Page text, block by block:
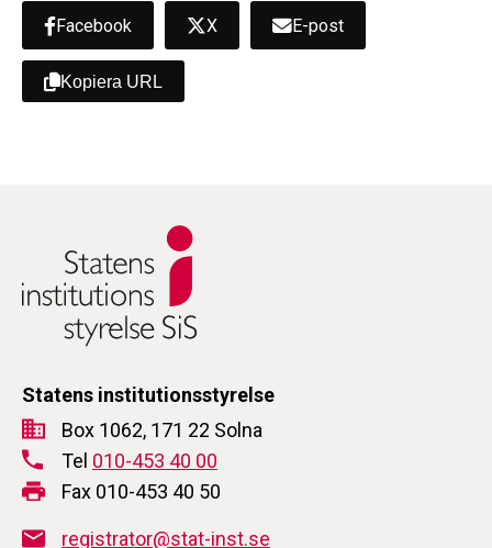
Facebook X E-post
Kopiera URL
Statens institutionsstyrelse
Box 1062, 171 22 Solna
Tel 010-453 40 00
Fax 010-453 40 50
registrator@stat-inst.se